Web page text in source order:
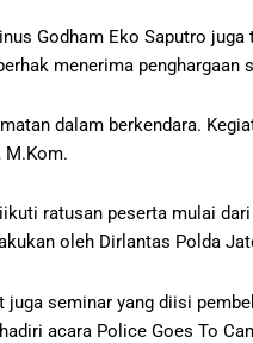
Godham Eko Saputro
menerima
dalam berkendara.
M.Kom.
ratusan peserta mulai
oleh Dirlantas Polda
seminar yang diisi
acara Police Goes To